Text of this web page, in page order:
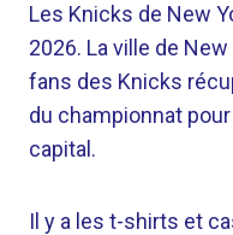
Les Knicks de New
2026. La ville de
fans des Knicks
du championnat
capital.
Il y a les t-shirts et